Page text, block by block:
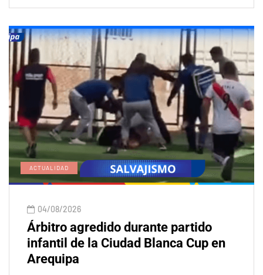
ACTUALIDAD
04/08/2026
Árbitro agredido durante partido
infantil de la Ciudad Blanca Cup en
Arequipa